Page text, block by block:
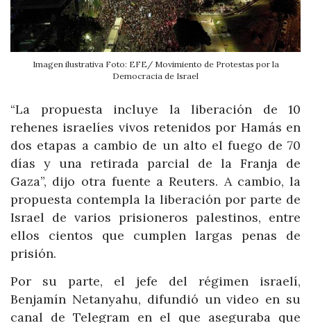
Imagen ilustrativa Foto: EFE/ Movimiento de Protestas por la
Democracia de Israel
“La propuesta incluye la liberación de 10
rehenes israelíes vivos retenidos por Hamás en
dos etapas a cambio de un alto el fuego de 70
días y una retirada parcial de la Franja de
Gaza”, dijo otra fuente a Reuters. A cambio, la
propuesta contempla la liberación por parte de
Israel de varios prisioneros palestinos, entre
ellos cientos que cumplen largas penas de
prisión.
Por su parte, el jefe del régimen israelí,
Benjamín Netanyahu, difundió un video en su
canal de Telegram en el que aseguraba que